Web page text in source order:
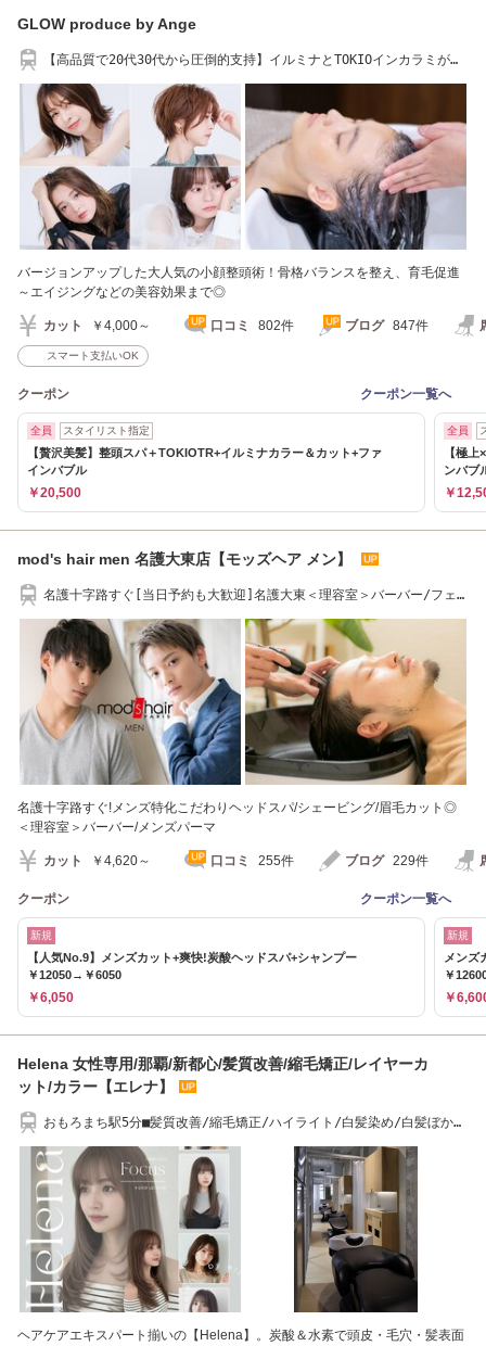
GLOW produce by Ange
【高品質で20代30代から圧倒的支持】イルミナとTOKIOインカラミが人
バージョンアップした大人気の小顔整頭術！骨格バランスを整え、育毛促進
～エイジングなどの美容効果まで◎
カット ￥4,000～ 口コミ 802件 ブログ 847件
スマート支払いOK
クーポン クーポン一覧へ
全員 スタイリスト指定
【贅沢美髪】整頭スパ＋TOKIOTR+イルミナカラー＆カット+ファ
インバブル
￥20,500
全員
【極
ンバブ
￥
mod's hair men 名護大東店【モッズヘア メン】
名護十字路すぐ[当日予約も大歓迎]名護大東＜理容室＞バーバー/フェ
名護十字路すぐ!メンズ特化こだわりヘッドスパ/シェービング/眉毛カット◎
＜理容室＞バーバー/メンズパーマ
カット ￥4,620～ 口コミ 255件 ブログ 229件
クーポン クーポン一覧へ
新規
【人気No.9】メンズカット+爽快!炭酸ヘッドスパ+シャンプー
￥12050→￥6050
￥6,050
新規
メンズ
￥
￥
Helena 女性専用/那覇/新都心/髪質改善/縮毛矯正/レイヤーカ
ット/カラー【エレナ】
おもろまち駅5分■髪質改善/縮毛矯正/ハイライト/白髪染め/白髪ぼか
ヘアケアエキスパート揃いの【Helena】。炭酸＆水素で頭皮・毛穴・髪表面